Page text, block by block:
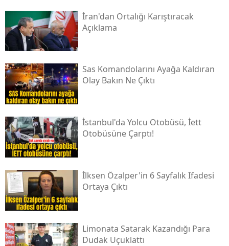
İran'dan Ortalığı Karıştıracak
Açıklama
Sas Komandolarını Ayağa Kaldıran
Olay Bakın Ne Çıktı
İstanbul'da Yolcu Otobüsü, İett
Otobüsüne Çarptı!
İlksen Özalper'in 6 Sayfalık Ifadesi
Ortaya Çıktı
Limonata Satarak Kazandığı Para
Dudak Uçuklattı